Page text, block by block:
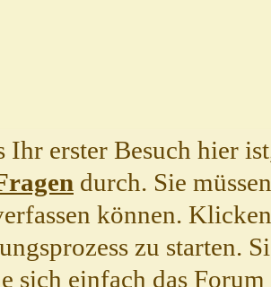
Ihr erster Besuch hier
durch. Sie
können.
zu starten.
sich einfach das